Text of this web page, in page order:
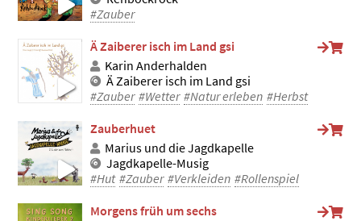
#Zauber
Ä Zaiberer isch im Land gsi
Karin Anderhalden
Ä Zaiberer isch im Land gsi
#Zauber #Wetter #Natur erleben #Herbst
Zauberhuet
Marius und die Jagdkapelle
Jagdkapelle-Musig
#Hut #Zauber #Verkleiden #Rollenspiel
Morgens früh um sechs